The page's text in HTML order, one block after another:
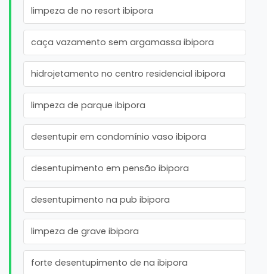
limpeza de no resort ibipora
caça vazamento sem argamassa ibipora
hidrojetamento no centro residencial ibipora
limpeza de parque ibipora
desentupir em condomínio vaso ibipora
desentupimento em pensão ibipora
desentupimento na pub ibipora
limpeza de grave ibipora
forte desentupimento de na ibipora